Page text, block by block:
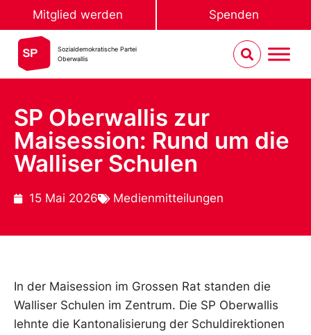
Mitglied werden Spenden
Sozialdemokratische Partei
Oberwallis
SP Oberwallis zur
Maisession: Rund um die
Walliser Schulen
15 Mai 2026 Medienmitteilungen
In der Maisession im Grossen Rat standen die
Walliser Schulen im Zentrum. Die SP Oberwallis
lehnte die Kantonalisierung der Schuldirektionen